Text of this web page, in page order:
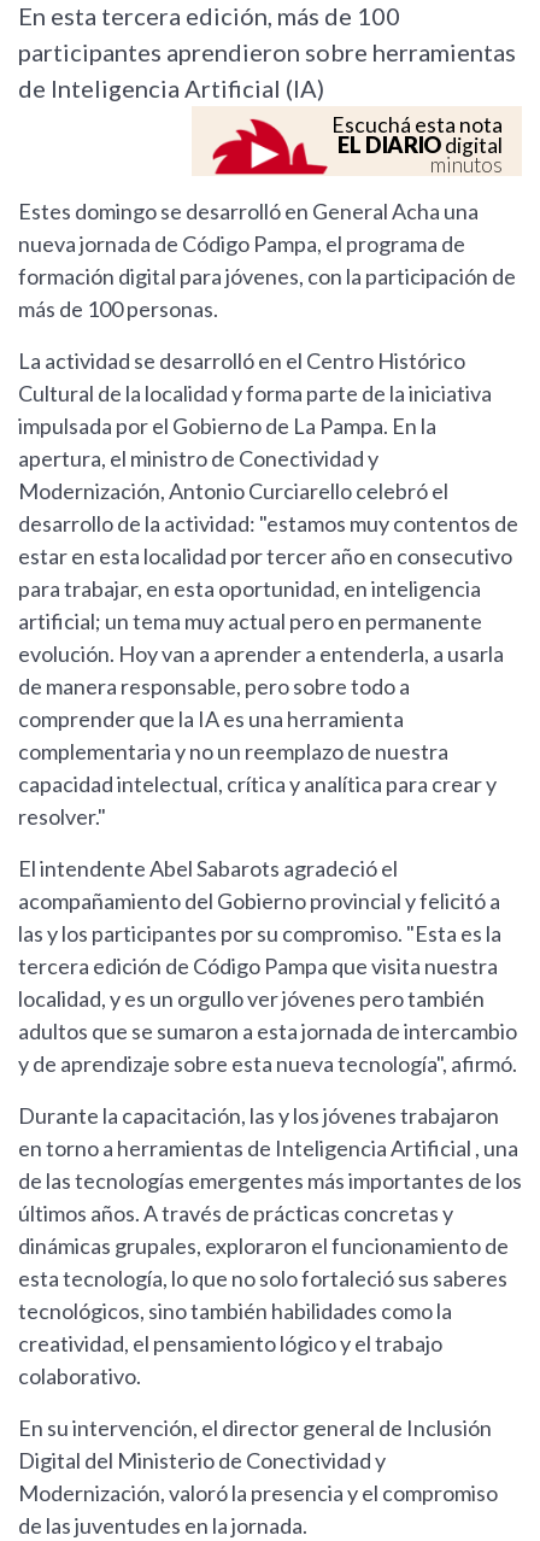
En esta tercera edición, más de 100
participantes aprendieron sobre herramientas
de Inteligencia Artificial (IA)
Escuchá esta nota
EL DIARIOdigital
minutos
Estes domingo se desarrolló en General Acha una
nueva jornada de Código Pampa, el programa de
formación digital para jóvenes, con la participación de
más de 100 personas.
La actividad se desarrolló en el Centro Histórico
Cultural de la localidad y forma parte de la iniciativa
impulsada por el Gobierno de La Pampa. En la
apertura, el ministro de Conectividad y
Modernización, Antonio Curciarello celebró el
desarrollo de la actividad: "estamos muy contentos de
estar en esta localidad por tercer año en consecutivo
para trabajar, en esta oportunidad, en inteligencia
artificial; un tema muy actual pero en permanente
evolución. Hoy van a aprender a entenderla, a usarla
de manera responsable, pero sobre todo a
comprender que la IA es una herramienta
complementaria y no un reemplazo de nuestra
capacidad intelectual, crítica y analítica para crear y
resolver."
El intendente Abel Sabarots agradeció el
acompañamiento del Gobierno provincial y felicitó a
las y los participantes por su compromiso. "Esta es la
tercera edición de Código Pampa que visita nuestra
localidad, y es un orgullo ver jóvenes pero también
adultos que se sumaron a esta jornada de intercambio
y de aprendizaje sobre esta nueva tecnología", afirmó.
Durante la capacitación, las y los jóvenes trabajaron
en torno a herramientas de Inteligencia Artificial , una
de las tecnologías emergentes más importantes de los
últimos años. A través de prácticas concretas y
dinámicas grupales, exploraron el funcionamiento de
esta tecnología, lo que no solo fortaleció sus saberes
tecnológicos, sino también habilidades como la
creatividad, el pensamiento lógico y el trabajo
colaborativo.
En su intervención, el director general de Inclusión
Digital del Ministerio de Conectividad y
Modernización, valoró la presencia y el compromiso
de las juventudes en la jornada.